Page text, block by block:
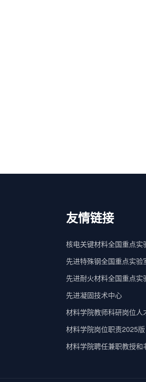
友情链接
核电关键材料全国重点实
先进特殊钢全国重点实验
先进耐火材料全国重点实
先进凝固技术中心
材料学院教师科研岗位人
材料学院岗位职责2025版
材料学院聘任兼职教授和